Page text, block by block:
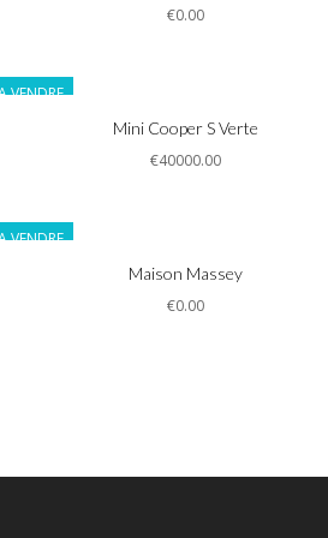
€0.00
VENDRE
Informations
Mini Cooper S Verte
€40000.00
VENDRE
Informations
Maison Massey
€0.00